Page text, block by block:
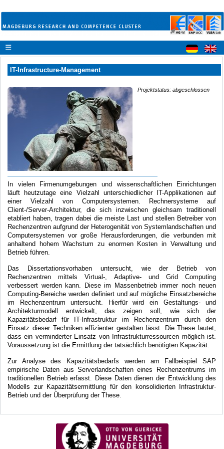
☰
IT-Infrastructure-Management
Projektstatus: abgeschlossen
In vielen Firmenumgebungen und wissenschaftlichen Einrichtungen
läuft heutzutage eine Vielzahl unterschiedlicher IT-Applikationen auf
einer Vielzahl von Computersystemen. Rechnersysteme auf
Client-/Server-Architektur, die sich inzwischen gleichsam traditionell
etabliert haben, tragen dabei die meiste Last und stellen Betreiber von
Rechenzentren aufgrund der Heterogenität von Systemlandschaften und
Computersystemen vor große Herausforderungen, die verbunden mit
anhaltend hohem Wachstum zu enormen Kosten in Verwaltung und
Betrieb führen.
Das Dissertationsvorhaben untersucht, wie der Betrieb von
Rechenzentren mittels Virtual-, Adaptive- und Grid Computing
verbessert werden kann. Diese im Massenbetrieb immer noch neuen
Computing-Bereiche werden definiert und auf mögliche Einsatzbereiche
im Rechenzentrum untersucht. Hierfür wird ein Gestaltungs- und
Architekturmodell entwickelt, das zeigen soll, wie sich der
Kapazitätsbedarf für IT-Infrastruktur im Rechenzentrum durch den
Einsatz dieser Techniken effizienter gestalten lässt. Die These lautet,
dass ein verminderter Einsatz von Infrastrukturressourcen möglich ist.
Voraussetzung ist die Ermittlung der tatsächlich benötigten Kapazität.
Zur Analyse des Kapazitätsbedarfs werden am Fallbeispiel SAP
empirische Daten aus Serverlandschaften eines Rechenzentrums im
traditionellen Betrieb erfasst. Diese Daten dienen der Entwicklung des
Modells zur Kapazitätsermittlung für den konsolidierten Infrastruktur-
Betrieb und der Überprüfung der These.